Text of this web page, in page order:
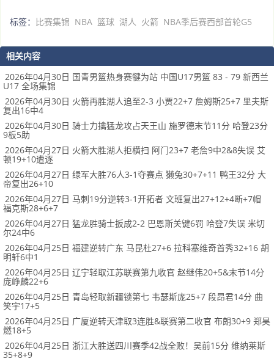
标签： 比赛集锦 NBA 篮球 湖人 火箭 NBA季后赛西部首轮G5
相关内容
2026年04月30日 国青男篮热身赛犍为站 中国U17男篮 83 - 79 新西兰
U17 全场集锦
2026年04月30日 火箭再胜湖人追至2-3 小贾22+7 詹姆斯25+7 里夫斯
复出16中4
2026年04月30日 骑士力擒猛龙攻占天王山 施罗德末节11分 哈登23分
9板5助
2026年04月27日 火箭大胜湖人拒横扫 阿门23+7 老詹9中2&8失误 艾
顿19+10遭逐
2026年04月27日 绿军大胜76人3-1夺赛点 獭兔30+7+11 鸭王32分 大
帝复出26+10
2026年04月27日 马刺19分逆转3-1开拓者 文班复出27+12+4断+7帽
福克斯28+6+7
2026年04月27日 猛龙胜骑士扳成2-2 巴恩斯关键6罚 哈登7失误 米切
尔24中6
2026年04月25日 福建逆转广东 马昆杜27+6 拉科塞维奇首秀32+16 胡
明轩6中1
2026年04月25日 辽宁轻取江苏联赛第九收官 赵继伟20+5&末节14分
庞峥麟22+6
2026年04月25日 青岛轻取新疆锁第七 韦瑟斯庞25+7 段昂君14分 曲
笑宇17+5
2026年04月25日 广厦逆转天津取3连胜&联赛第二收官 布朗30+9 郑昊
燃18+5
2026年04月25日 浙江大胜送四川赛季42战全败！吴前15分 维纳莱斯
35+8+9